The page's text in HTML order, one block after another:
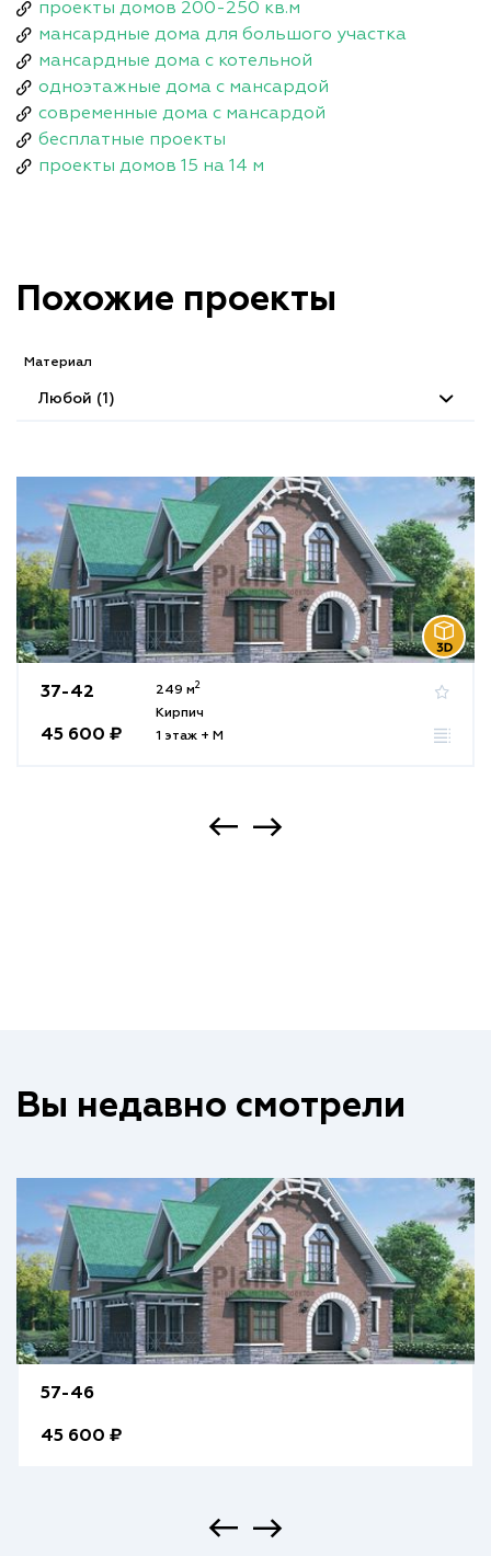
проекты домов 200-250 кв.м
мансардные дома для большого участка
мансардные дома с котельной
одноэтажные дома с мансардой
современные дома с мансардой
бесплатные проекты
проекты домов 15 на 14 м
Похожие проекты
Материал
Любой (1)
37-42
45 600 ₽
249 м2
Кирпич
1 этаж + М
Вы недавно смотрели
57-46
45 600 ₽